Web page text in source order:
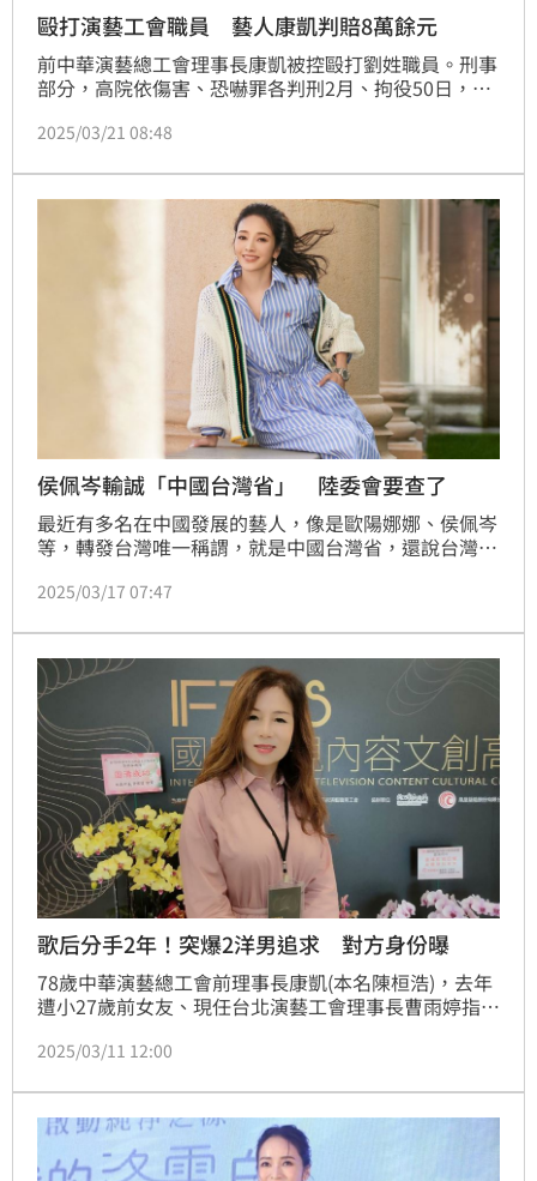
毆打演藝工會職員 藝人康凱判賠8萬餘元
前中華演藝總工會理事長康凱被控毆打劉姓職員。刑事
部分，高院依傷害、恐嚇罪各判刑2月、拘役50日，均
8萬餘元，可上訴。
2025/03/21 08:48
侯佩岑輸誠「中國台灣省」 陸委會要查了
最近有多名在中國發展的藝人，像是歐陽娜娜、侯佩岑
等，轉發台灣唯一稱謂，就是中國台灣省，還說台灣必
偉大"，陸委會說，未來將清查，這些藝人，有沒有中
讓他們，藉台灣身分混淆視聽或對台統戰。
2025/03/17 07:47
歌后分手2年！突爆2洋男追求 對方身份曝
78歲中華演藝總工會前理事長康凱(本名陳桓浩)，去年
遭小27歲前女友、現任台北演藝工會理事長曹雨婷指控
想到康凱拖欠55萬房租，為此曹雨婷事後告上法院，結
2025/03/11 12:00